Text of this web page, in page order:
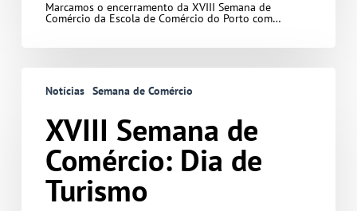
Marcamos o encerramento da XVIII Semana de
Comércio da Escola de Comércio do Porto com…
Semana
Turismo
Notícias Semana de Comércio
XVIII Semana de
Comércio: Dia de
Turismo